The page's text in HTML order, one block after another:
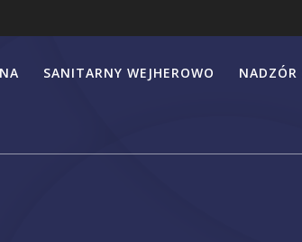
SANITARNY WEJHEROWO NADZÓR